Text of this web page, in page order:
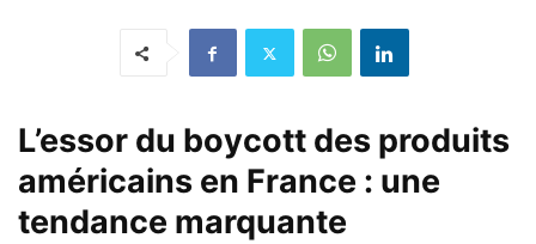
L’essor du boycott des produits
américains en France : une
tendance marquante